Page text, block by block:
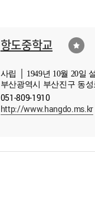
항도중학교
사립 │ 1949년 10월 20일
부산광역시 부산진구 동성
051-809-1910
http://www.hangdo.ms.kr